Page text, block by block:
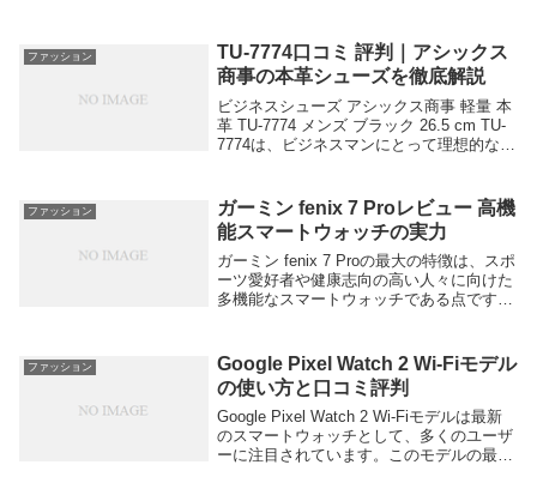
BESTCROFの折り畳み傘に関する良い口
コミ...
ファッション
TU-7774口コミ 評判｜アシックス
商事の本革シューズを徹底解説
ビジネスシューズ アシックス商事 軽量 本
革 TU-7774 メンズ ブラック 26.5 cm TU-
7774は、ビジネスマンにとって理想的な一
が特徴です。このシュ...
ファッション
ガーミン fenix 7 Proレビュー 高機
能スマートウォッチの実力
ガーミン fenix 7 Proの最大の特徴は、スポ
ーツ愛好者や健康志向の高い人々に向けた
多機能なスマートウォッチである点です。
スおよび健康管理機能を備えており、...
ファッション
Google Pixel Watch 2 Wi-Fiモデル
の使い方と口コミ評判
Google Pixel Watch 2 Wi-Fiモデルは最新
のスマートウォッチとして、多くのユーザ
ーに注目されています。このモデルの最大